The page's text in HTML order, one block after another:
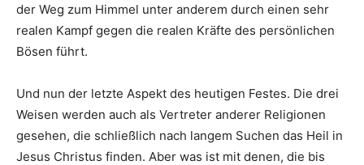
der Weg zum Himmel unter anderem durch einen sehr
realen Kampf gegen die realen Kräfte des persönlichen
Bösen führt.
Und nun der letzte Aspekt des heutigen Festes. Die drei
Weisen werden auch als Vertreter anderer Religionen
gesehen, die schließlich nach langem Suchen das Heil in
Jesus Christus finden. Aber was ist mit denen, die bis